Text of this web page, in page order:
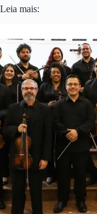
Leia mais: